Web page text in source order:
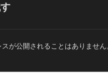
スが公開されることはありません